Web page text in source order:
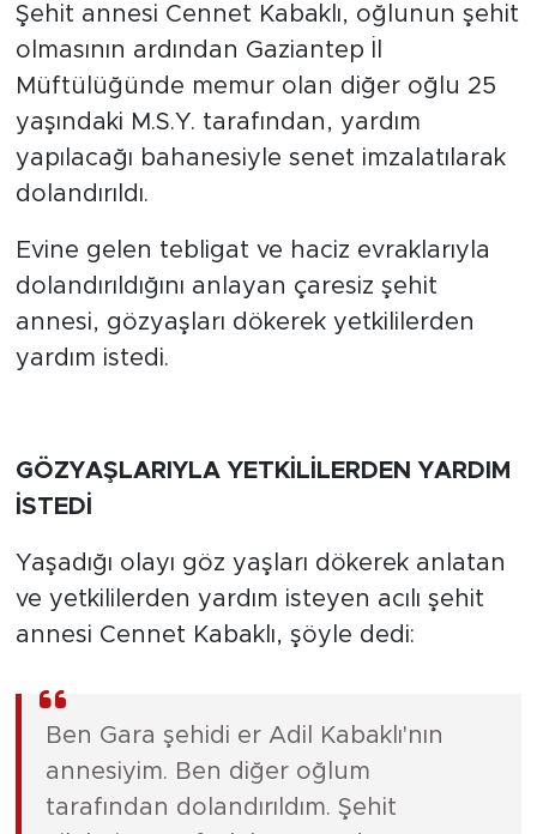
Şehit annesi Cennet Kabaklı, oğlunun şehit
olmasının ardından Gaziantep İl
Müftülüğünde memur olan diğer oğlu 25
yaşındaki M.S.Y. tarafından, yardım
yapılacağı bahanesiyle senet imzalatılarak
dolandırıldı.
Evine gelen tebligat ve haciz evraklarıyla
dolandırıldığını anlayan çaresiz şehit
annesi, gözyaşları dökerek yetkililerden
yardım istedi.
GÖZYAŞLARIYLA YETKİLİLERDEN YARDIM
İSTEDİ
Yaşadığı olayı göz yaşları dökerek anlatan
ve yetkililerden yardım isteyen acılı şehit
annesi Cennet Kabaklı, şöyle dedi:
Ben Gara şehidi er Adil Kabaklı'nın
annesiyim. Ben diğer oğlum
tarafından dolandırıldım. Şehit